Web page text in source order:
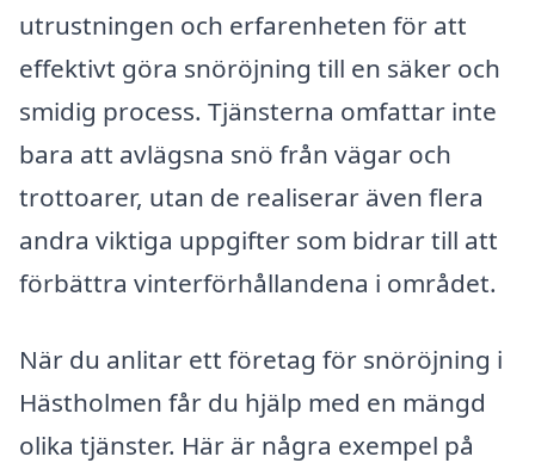
utrustningen och erfarenheten för att
effektivt göra snöröjning till en säker och
smidig process. Tjänsterna omfattar inte
bara att avlägsna snö från vägar och
trottoarer, utan de realiserar även flera
andra viktiga uppgifter som bidrar till att
förbättra vinterförhållandena i området.
När du anlitar ett företag för snöröjning i
Hästholmen får du hjälp med en mängd
olika tjänster. Här är några exempel på